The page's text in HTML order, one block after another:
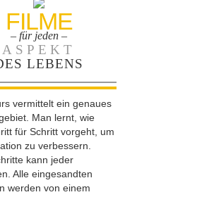
FILME
– für jeden –
ASPEKT
LEBENS
vermittelt ein genaues
Man lernt, wie
für Schritt vorgeht, um
zu verbessern.
kann jeder
Alle eingesandten
werden von einem